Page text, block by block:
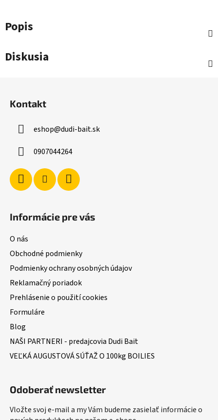
Popis
Diskusia
Kontakt
eshop@dudi-bait.sk
0907044264
Informácie pre vás
O nás
Obchodné podmienky
Podmienky ochrany osobných údajov
Reklamačný poriadok
Prehlásenie o použití cookies
Formuláre
Blog
NAŠI PARTNERI - predajcovia Dudi Bait
VEĽKÁ AUGUSTOVÁ SÚŤAŽ O 100kg BOILIES
Odoberať newsletter
Vložte svoj e-mail a my Vám budeme zasielať informácie o